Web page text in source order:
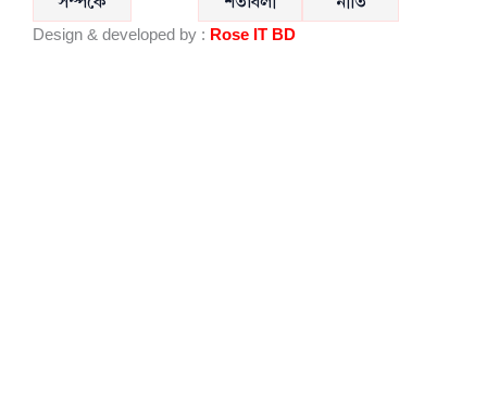
o
o
b
e
Design & developed by : Rose IT BD